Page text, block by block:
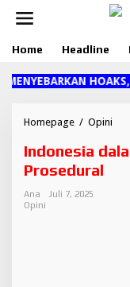
Home Headline
HOAKS,
Homepage / Opini
d
Indonesia
Prosedural
Ana
Juli 7, 2025
Opini